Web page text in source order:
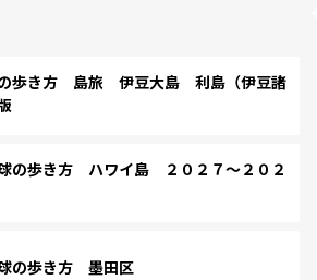
歩き方 島旅 伊豆大島 利島（伊豆諸
の歩き方 ハワイ島 ２０２７～２０２
の歩き方 墨田区